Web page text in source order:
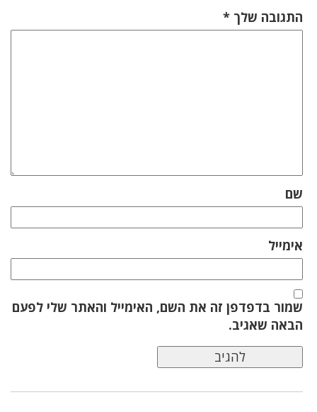
התגובה שלך *
שם
אימייל
שמור בדפדפן זה את השם, האימייל והאתר שלי לפעם
הבאה שאגיב.